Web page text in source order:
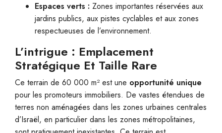
Espaces verts : Zones importantes réservées aux
jardins publics, aux pistes cyclables et aux zones
respectueuses de l’environnement.
L’intrigue : Emplacement
Stratégique Et Taille Rare
Ce terrain de 60 000 m² est une opportunité unique
pour les promoteurs immobiliers. De vastes étendues de
terres non aménagées dans les zones urbaines centrales
d’Israël, en particulier dans les zones métropolitaines,